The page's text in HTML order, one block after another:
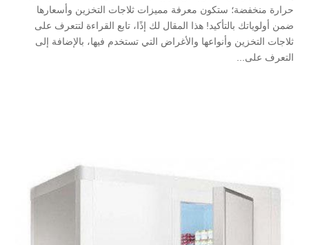
حرارة منخفضة؛ ستكون معرفة مميزات ثلاجات التخزين وأسعارها
ضمن أولوياتك بالتأكيد! هذا المقال لك إذًا، تابع القراءة لتتعرف على
ثلاجات التخزين وأنواعها والأغراض التي تستخدم فيها، بالإضافة إلى
التعرف على...